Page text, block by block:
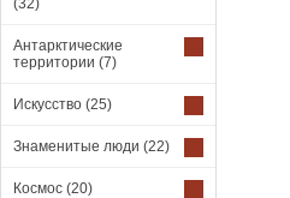
(32)
Антарктические
территории (7)
Искусство (25)
Знаменитые люди (22)
Космос (20)